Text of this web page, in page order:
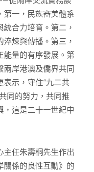
第一，民族審美體系
合力培育。第二，
煉與傳播。第三，
能量的有序發展。第
兩岸港澳及僑界共同
表示，守住“九二共
同的努力，共同推
，這是二十一世紀中
任朱壽桐先生作出
關係的良性互動》的